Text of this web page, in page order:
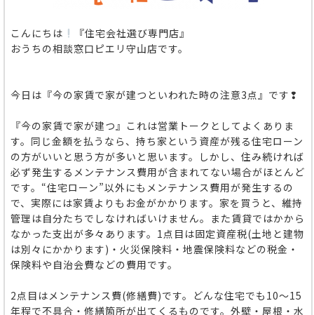
こんにちは
『住宅会社選び専門店』
おうちの相談窓口ピエリ守山店です。
今日は『今の家賃で家が建つといわれた時の注意3点』です❢
『今の家賃で家が建つ』これは営業トークとしてよくありま
す。同じ金額を払うなら、持ち家という資産が残る住宅ローン
の方がいいと思う方が多いと思います。しかし、住み続ければ
必ず発生するメンテナンス費用が含まれてない場合がほとんど
です。“住宅ローン”以外にもメンテナンス費用が発生するの
で、実際には家賃よりもお金がかかります。家を買うと、維持
管理は自分たちでしなければいけません。また賃貸ではかから
なかった支出が多々あります。1点目は固定資産税(土地と建物
は別々にかかります)・火災保険料・地震保険料などの税金・
保険料や自治会費などの費用です。
2点目はメンテナンス費(修繕費)です。どんな住宅でも10～15
年程で不具合・修繕箇所が出てくるものです。外壁・屋根・水